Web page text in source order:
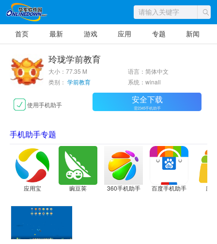
首页 最新 游戏 应用 专题 新闻
玲珑学前教育
大小：77.35 M
语言：简体中文
类别： 学前教育 系统：winall
使用手机助手 安全下载
需2345手机助手
手机助手专题
应用宝 豌豆荚 360手机助手 百度手机助手 应